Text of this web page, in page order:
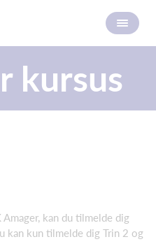
kursus
kan du tilmelde dig
kan kun tilmelde dig Trin 2 og